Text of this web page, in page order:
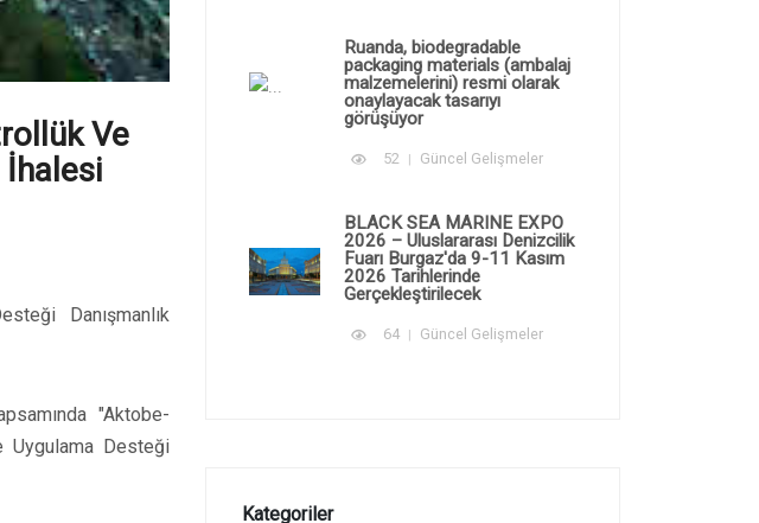
Ve
İhalesi
Danışmanlık
"Aktobe-
Uygulama Desteği
Ruanda, biodegradable
packaging materials (ambalaj
malzemelerini) resmi olarak
onaylayacak tasarıyı
görüşüyor
52 Güncel Gelişmeler
BLACK SEA MARINE EXPO
2026 – Uluslararası Denizcilik
Fuarı Burgaz'da 9-11 Kasım
2026 Tarihlerinde
Gerçekleştirilecek
64 Güncel Gelişmeler
Kategoriler